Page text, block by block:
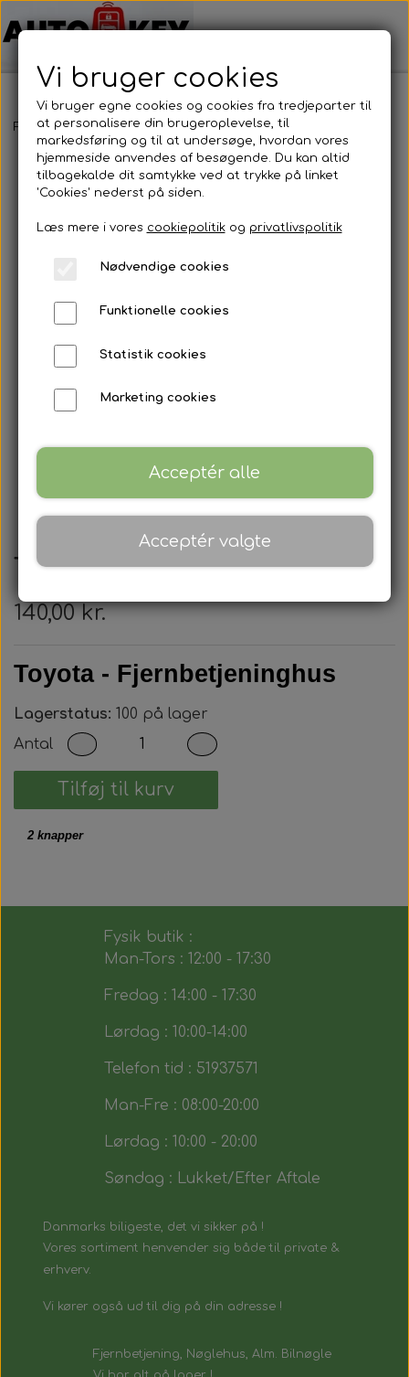
Forside Bilnøgler Toyota Nøglehus Toyota - Nøglehus
Toyota - Nøglehus
140,00 kr.
Toyota - Fjernbetjeninghus
Lagerstatus: 100 på lager
Antal
Tilføj til kurv
2 knapper
Fysik butik :
Man-Tors : 12:00 - 17:30
Fredag : 14:00 - 17:30
Lørdag : 10:00-14:00
Telefon tid : 51937571
Man-Fre : 08:00-20:00
Lørdag : 10:00 - 20:00
Søndag : Lukket/Efter Aftale
Danmarks biligeste, det vi sikker på !
Vores sortiment henvender sig både til private &
erhverv.
Vi kører også ud til dig på din adresse !
Fjernbetjening, Nøglehus, Alm. Bilnøgle
Vi bruger cookies
Vi bruger egne cookies og cookies fra tredjeparter til
at personalisere din brugeroplevelse, til
markedsføring og til at undersøge, hvordan vores
hjemmeside anvendes af besøgende. Du kan altid
tilbagekalde dit samtykke ved at trykke på linket
'Cookies' nederst på siden.
Læs mere i vores cookiepolitikog privatlivspolitik
Nødvendige cookies
Funktionelle cookies
Statistik cookies
Marketing cookies
Acceptér alle
Acceptér valgte